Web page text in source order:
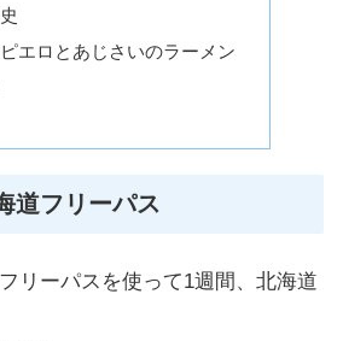
エロとあじさいのラーメン
道フリーパス
リーパスを使って1週間、北海道